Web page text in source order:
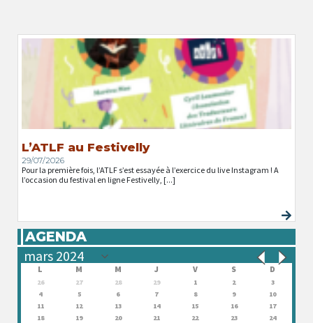
L’ATLF au Festivelly
29/07/2026
Pour la première fois, l’ATLF s’est essayée à l’exercice du live Instagram ! A
l’occasion du festival en ligne Festivelly, [...]
AGENDA
L M M J V S D
26 27 28 29 1 2
3
4
5 6 7 8 9
10
11
12 13 14 15 16
17
18
19 20 21 22 23
24